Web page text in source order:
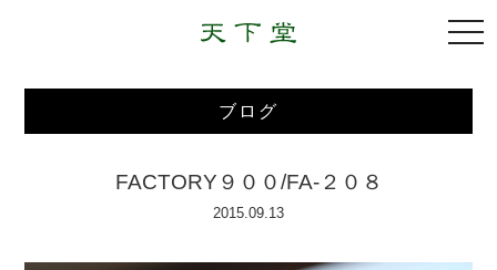
ブログ
FACTORY９００/FA-２０８
2015.09.13